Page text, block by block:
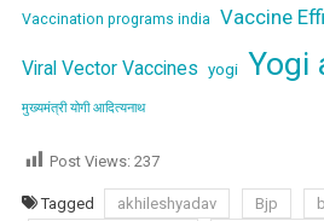
Vaccination programs india Vaccine
Viral Vector Vaccines yogi Yogi
मुख्यमंत्री योगी आदित्यनाथ
Post Views: 237
Tagged akhileshyadav Bjp